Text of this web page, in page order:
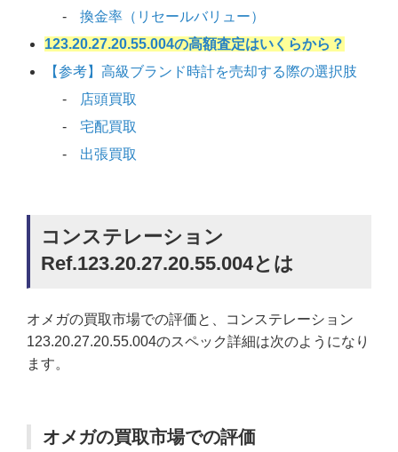
換金率（リセールバリュー）
123.20.27.20.55.004の高額査定はいくらから？
【参考】高級ブランド時計を売却する際の選択肢
店頭買取
宅配買取
出張買取
コンステレーション
Ref.123.20.27.20.55.004とは
オメガの買取市場での評価と、コンステレーション
123.20.27.20.55.004のスペック詳細は次のようになり
ます。
オメガの買取市場での評価